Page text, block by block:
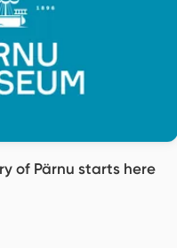
of Pärnu starts here